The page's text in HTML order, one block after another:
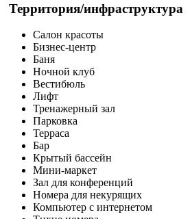
Территория/инфраструктура
Салон красоты
Бизнес-центр
Баня
Ночной клуб
Вестибюль
Лифт
Тренажерный зал
Парковка
Терраса
Бар
Крытый бассейн
Мини-маркет
Зал для конференций
Номера для некурящих
Компьютер с интернетом